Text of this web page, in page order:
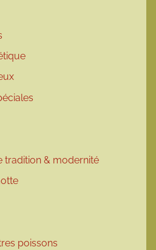
tradition & modernité
poissons